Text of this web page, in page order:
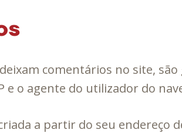
comentários no site,
e o agente do utilizador do
a partir do seu endereço